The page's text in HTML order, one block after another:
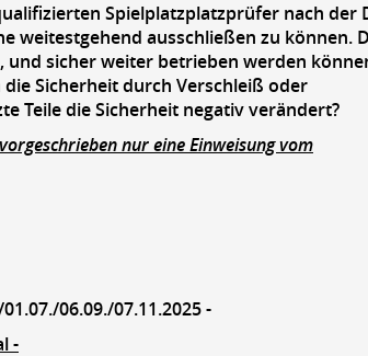
Spielplatzplatzprüfer nach der
weitestgehend ausschließen zu können.
sicher weiter betrieben werden
Sicherheit durch Verschleiß oder
Teile die Sicherheit negativ verändert?
nur eine Einweisung vom
06.09./07.11.2025 -
-